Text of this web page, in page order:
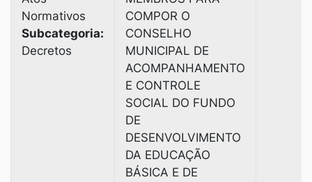
Normativos
Subcategoria:
Decretos
COMPOR O
CONSELHO
MUNICIPAL DE
ACOMPANHAMENTO
E CONTROLE
SOCIAL DO FUNDO
DE
DESENVOLVIMENTO
DA EDUCAÇÃO
BÁSICA E DE